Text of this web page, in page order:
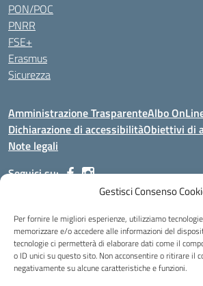
Gestisci Consenso
Per fornire le migliori esperienze, utilizziamo
memorizzare e/o accedere alle informazioni del
tecnologie ci permetterà di elaborare dati come il
o ID unici su questo sito. Non acconsentire o ritirare il
negativamente su alcune caratteristiche e funzioni.
PON/POC
PNRR
FSE+
Erasmus
Sicurezza
Amministrazione TrasparenteAlbo
Dichiarazione di accessibilitàObiettivi di
Note legali
Seguici su:
Indirizzo:Via Malagrida, 3 - 22017 Menaggio (CO)
Centralino:+39 0344.32.539 Email:
Posta elettronica certificata (PEC):
Codice fiscale: 84004690131